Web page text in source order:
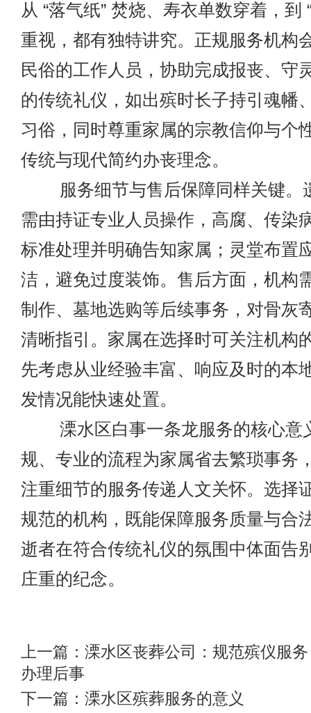
从 “落气纸” 焚烧、寿衣单数穿着，到
重视，都有独特讲究。正规服务机构
民俗的工作人员，协助完成报丧、守
的传统礼仪，如出殡时长子持引魂幡
习俗，同时尊重家属的宗教信仰与个
传统与现代简约办丧理念。
服务细节与售后保障同样关键。
需由持证专业人员操作，高腐、传染
标准处理并明确告知家属；灵堂布置
洁，避免过度装饰。售后方面，机构
制作、墓地选购等后续事务，对骨灰
清晰指引。家属在选择时可关注机构
先考虑从业经验丰富、响应及时的本
发情况能快速处置。
溧水区白事一条龙服务的核心意
规、专业的流程为家属省去繁琐事务
注重细节的服务传递人文关怀。选择
规范的机构，既能保障服务质量与合
逝者在符合传统礼仪的氛围中体面告
庄重的纪念。
上一篇： 溧水区丧葬公司：规范殡仪服
办理后事
下一篇： 溧水区殡葬服务的意义